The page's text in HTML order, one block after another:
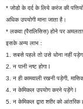
* जोडो के दर्द के लिये करंज की
अधिक उपयोगी माना जाता है।
* लकवा (पैरालिसिस) होने पर
इसके अन्य लाभ :
1. सबसे पहले तो उसे धोना नहीं
2. न पानी नष्ट होगा l
3. न ही कामवाली रखनी पड़ेगी,
4. न केमिकल उपयोग करने पड़ेंगे l
5. न केमिकल द्वारा शरीर को आंतरिक